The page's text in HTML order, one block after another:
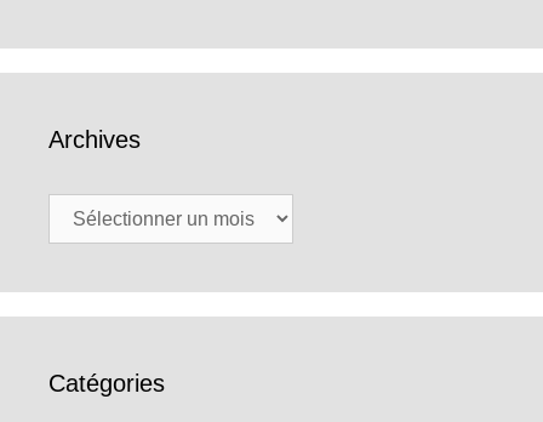
Archives
Archives
Catégories